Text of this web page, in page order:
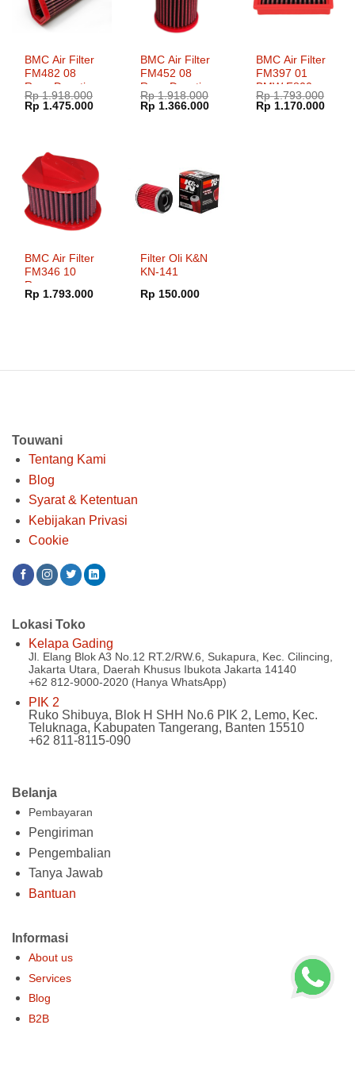
BMC Air Filter
FM482 08
Race Ducati
Diavel
Multistrada
Rp1.918.000
Harga
aslinya
Rp 1.475.000Harga
BMC Air Filter
FM452 08
Race Ducati
Hypermotard
796 821 939
Rp1.918.000
Harga
aslinya
Rp 1.366.000Harga
BMC Air Filter
FM397 01
BMW F800
GS 1200 R
Nine HP2
Rp1.793.000
Harga
aslinya
Rp 1.170.000Harga
BMC Air Filter
FM346 10
Race
Kawasaki
Rp 1.793.000
Filter Oli K&N
KN-141
Rp 150.000
Touwani
Tentang Kami
Blog
Syarat & Ketentuan
Kebijakan Privasi
Cookie
Belanja
Pembayaran
Pengiriman
Pengembalian
Tanya Jawab
Bantuan
Informasi
About us
Services
Blog
B2B
Lokasi Toko
Kelapa Gading
Jl. Elang Blok A3 No.12 RT.2/RW.6, Sukapura, Kec. Cilincing,
Jakarta Utara, Daerah Khusus Ibukota Jakarta 14140
+62 812-9000-2020 (Hanya WhatsApp)
PIK 2
Ruko Shibuya, Blok H SHH No.6 PIK 2, Lemo, Kec.
Teluknaga, Kabupaten Tangerang, Banten 15510
+62 811-8115-090